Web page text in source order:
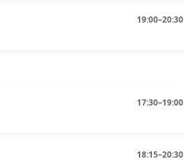
19:00–20:30
17:30–19:00
18:15–20:30